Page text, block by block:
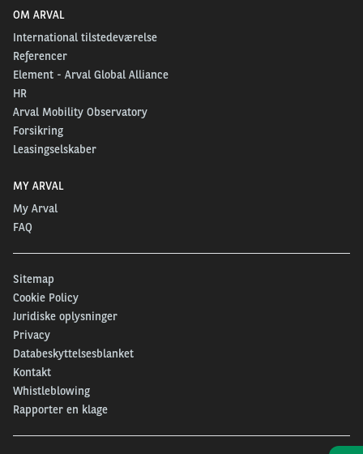
OM ARVAL
International tilstedeværelse
Referencer
Element - Arval Global Alliance
HR
Arval Mobility Observatory
Forsikring
Leasingselskaber
MY ARVAL
My Arval
FAQ
Sitemap
Cookie Policy
Juridiske oplysninger
Privacy
Databeskyttelsesblanket
Kontakt
Whistleblowing
Rapporter en klage